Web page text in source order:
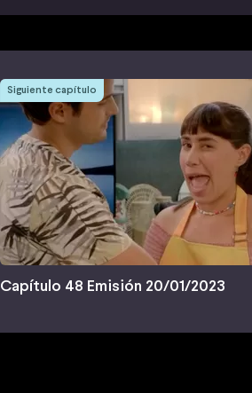
Siguiente capítulo
Capítulo 48 Emisión 20/01/2023